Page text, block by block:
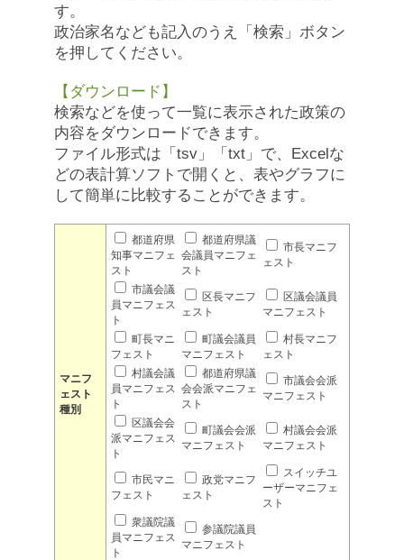
す。
政治家名なども記入のうえ「検索」ボタン
を押してください。
【ダウンロード】
検索などを使って一覧に表示された政策の
内容をダウンロードできます。
ファイル形式は「tsv」「txt」で、Excelな
どの表計算ソフトで開くと、表やグラフに
して簡単に比較することができます。
マニフ
ェスト
種別
都道府県
知事マニフェ
スト
都道府県議
会議員マニフェ
スト
市長マニフ
ェスト
市議会議
員マニフェス
ト
区長マニフ
ェスト
区議会議員
マニフェスト
町長マニ
フェスト
町議会議員
マニフェスト
村長マニフ
ェスト
村議会議
員マニフェス
ト
都道府県議
会会派マニフェ
スト
市議会会派
マニフェスト
区議会会
派マニフェス
ト
町議会会派
マニフェスト
村議会会派
マニフェスト
市民マニ
フェスト
政党マニフ
ェスト
スイッチユ
ーザーマニフェ
スト
衆議院議
員マニフェス
ト
参議院議員
マニフェスト